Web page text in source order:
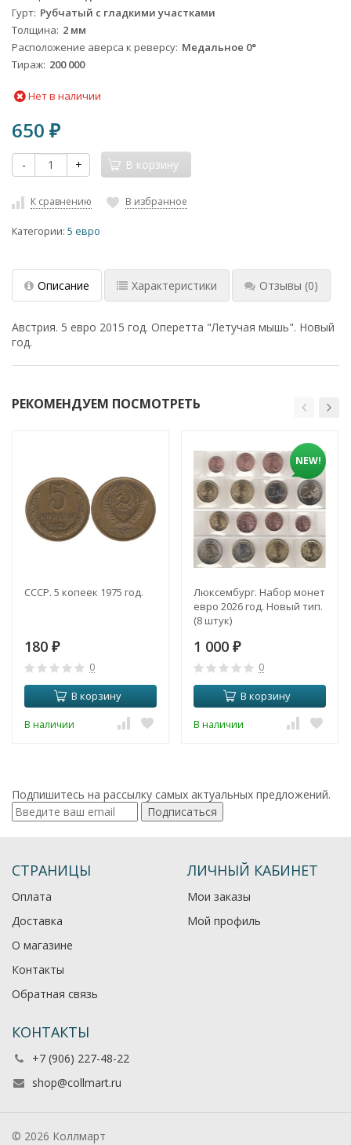
Гурт Рубчатый с гладкими участками
Толщина 2 мм
Расположение аверса к реверсу Медальное 0°
Тираж 200 000
Нет в наличии
650 ₽
- + В корзину
К сравнению В избранное
Категории: 5 евро
Описание Характеристики Отзывы (0)
Австрия. 5 евро 2015 год. Оперетта "Летучая мышь". Новый
год.
РЕКОМЕНДУЕМ ПОСМОТРЕТЬ
СССР. 5 копеек 1975 год.
180 ₽
0
В корзину
В наличии
NEW!
Люксембург. Набор монет
евро 2026 год. Новый тип.
(8 штук)
1 000 ₽
0
В корзину
В наличии
Подпишитесь на рассылку самых актуальных предложений.
Подписаться
СТРАНИЦЫ
Оплата
Доставка
О магазине
Контакты
Обратная связь
ЛИЧНЫЙ КАБИНЕТ
Мои заказы
Мой профиль
КОНТАКТЫ
+7 (906) 227-48-22
shop@collmart.ru
© 2026 Коллмарт